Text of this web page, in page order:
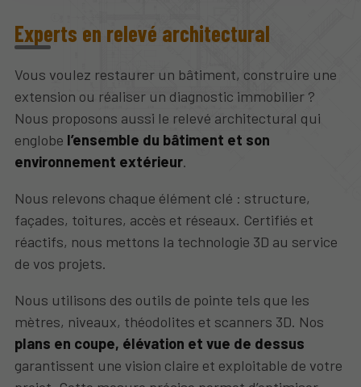
Experts en relevé architectural
Vous voulez restaurer un bâtiment, construire une
extension ou réaliser un diagnostic immobilier ?
Nous proposons aussi le relevé architectural qui
englobe l’ensemble du bâtiment et son
environnement extérieur.
Nous relevons chaque élément clé : structure,
façades, toitures, accès et réseaux. Certifiés et
réactifs, nous mettons la technologie 3D au service
de vos projets.
Nous utilisons des outils de pointe tels que les
mètres, niveaux, théodolites et scanners 3D. Nos
plans en coupe, élévation et vue de dessus
garantissent une vision claire et exploitable de votre